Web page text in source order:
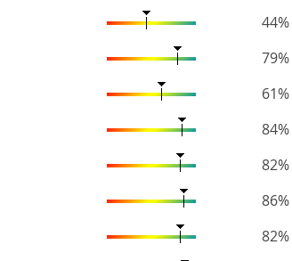
44%
79%
61%
84%
82%
86%
82%